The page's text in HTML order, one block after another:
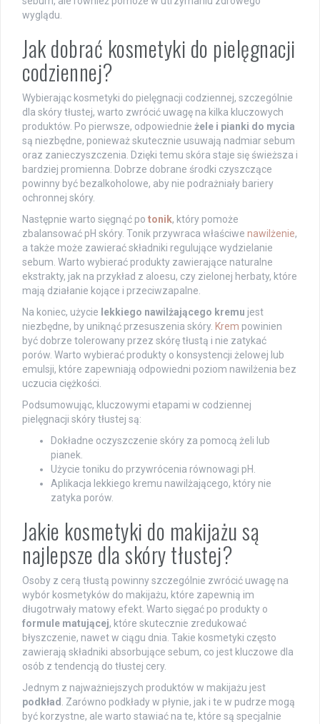
wyglądu.
Jak dobrać kosmetyki do pielęgnacji
codziennej?
Wybierając kosmetyki do pielęgnacji codziennej, szczególnie
dla skóry tłustej, warto zwrócić uwagę na kilka kluczowych
produktów. Po pierwsze, odpowiednie żele i pianki do mycia
są niezbędne, ponieważ skutecznie usuwają nadmiar sebum
oraz zanieczyszczenia. Dzięki temu skóra staje się świeższa i
bardziej promienna. Dobrze dobrane środki czyszczące
powinny być bezalkoholowe, aby nie podrażniały bariery
ochronnej skóry.
Następnie warto sięgnąć po tonik, który pomoże
zbalansować pH skóry. Tonik przywraca właściwe nawilżenie,
a także może zawierać składniki regulujące wydzielanie
sebum. Warto wybierać produkty zawierające naturalne
ekstrakty, jak na przykład z aloesu, czy zielonej herbaty, które
mają działanie kojące i przeciwzapalne.
Na koniec, użycie lekkiego nawilżającego kremu jest
niezbędne, by uniknąć przesuszenia skóry. Krem powinien
być dobrze tolerowany przez skórę tłustą i nie zatykać
porów. Warto wybierać produkty o konsystencji żelowej lub
emulsji, które zapewniają odpowiedni poziom nawilżenia bez
uczucia ciężkości.
Podsumowując, kluczowymi etapami w codziennej
pielęgnacji skóry tłustej są:
Dokładne oczyszczenie skóry za pomocą żeli lub
pianek.
Użycie toniku do przywrócenia równowagi pH.
Aplikacja lekkiego kremu nawilżającego, który nie
zatyka porów.
Jakie kosmetyki do makijażu są
najlepsze dla skóry tłustej?
Osoby z cerą tłustą powinny szczególnie zwrócić uwagę na
wybór kosmetyków do makijażu, które zapewnią im
długotrwały matowy efekt. Warto sięgać po produkty o
formule matującej, które skutecznie zredukować
błyszczenie, nawet w ciągu dnia. Takie kosmetyki często
zawierają składniki absorbujące sebum, co jest kluczowe dla
osób z tendencją do tłustej cery.
Jednym z najważniejszych produktów w makijażu jest
podkład . Zarówno podkłady w płynie, jak i te w pudrze mogą
być korzystne, ale warto stawiać na te, które są specjalnie